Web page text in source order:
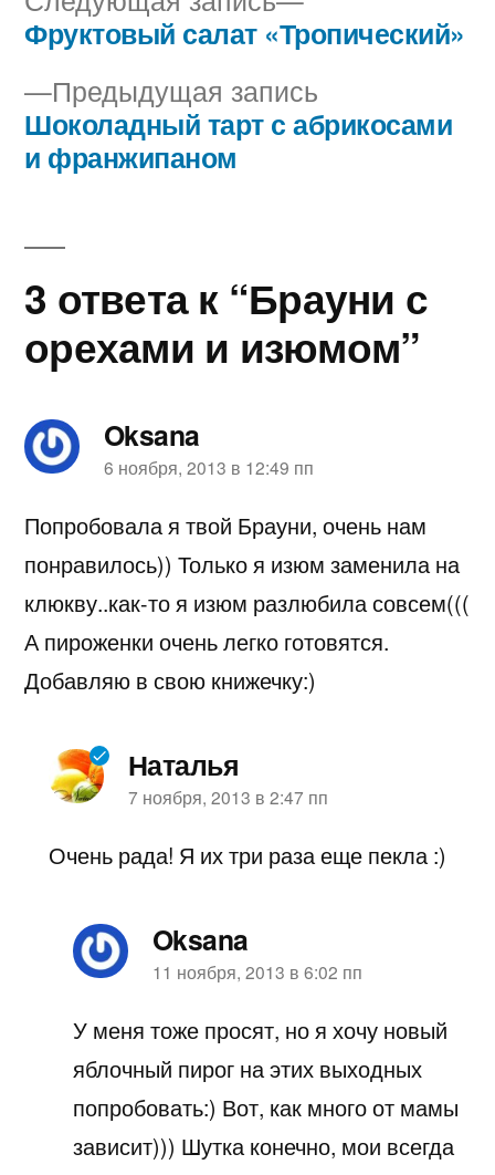
Навигация
по
записям
Предыдущая запись
запись:
Шоколадный тарт с абрикосами
и франжипаном
запись:
Фруктовый салат «Тропический»
3 ответа к “Брауни с
орехами и изюмом”
Oksana
пишет:
6 ноября, 2013 в 12:49 пп
Попробовала я твой Брауни, очень нам
понравилось)) Только я изюм заменила на
клюкву..как-то я изюм разлюбила совсем(((
А пироженки очень легко готовятся.
Добавляю в свою книжечку:)
Наталья
пишет:
7 ноября, 2013 в 2:47 пп
Очень рада! Я их три раза еще пекла :)
Oksana
пишет:
11 ноября, 2013 в 6:02 пп
У меня тоже просят, но я хочу новый
яблочный пирог на этих выходных
попробовать:) Вот, как много от мамы
зависит))) Шутка конечно, мои всегда